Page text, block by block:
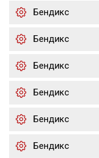
Бендикс
Бендикс
Бендикс
Бендикс
Бендикс
Бендикс